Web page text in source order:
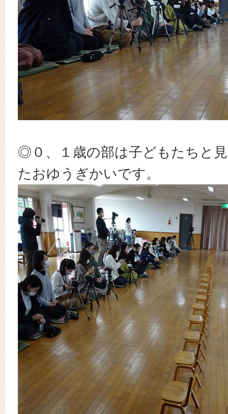
◎０、１歳の部は子どもたちと
たおゆうぎかいです。